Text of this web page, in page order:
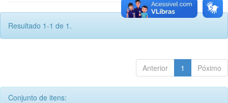
Resultado 1-1 de 1.
Anterior 1 Póximo
Conjunto de itens: